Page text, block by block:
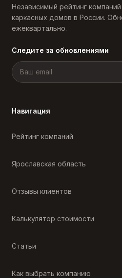
Независимый рейтинг
каркасных домов в России.
ежеквартально.
Следите за обновлениями
Навигация
Рейтинг компаний
Ярославская область
Отзывы клиентов
Калькулятор стоимости
Статьи
Как выбрать компанию